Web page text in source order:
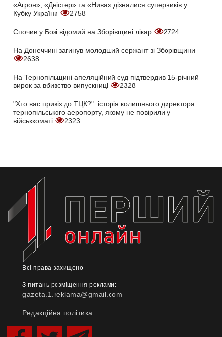
«Агрон», «Дністер» та «Нива» дізналися суперників у
Кубку України
2758
Спочив у Бозі відомий на Зборівщині лікар 2724
На Донеччині загинув молодший сержант зі Зборівщини
2638
На Тернопільщині апеляційний суд підтвердив 15-річний
вирок за вбивство випускниці
2328
"Хто вас привіз до ТЦК?": історія колишнього директора
тернопільського аеропорту, якому не повірили у
військкоматі
2323
Всі права захищено
З питань розміщення реклами:
gazeta.1.reklama@gmail.com
Редакційна політика